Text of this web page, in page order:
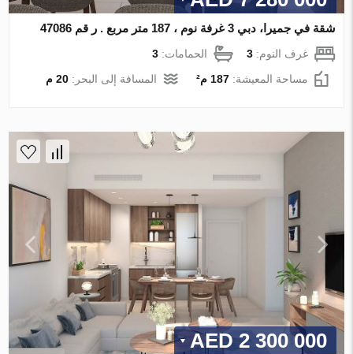
شقة في جميرا، دبي 3 غرفة نوم ، 187 متر مربع . ر قم 47086
غرف النوم:3 الحمامات:3
مساحة المعيشة:187 م² المسافة إلى البحر:20 م
2 300 000 AED